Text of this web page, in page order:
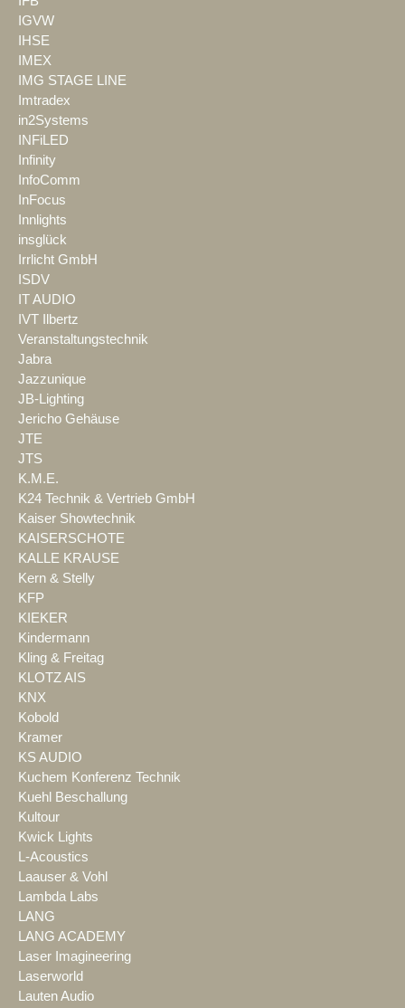
IGVW
IHSE
IMEX
IMG STAGE LINE
Imtradex
in2Systems
INFiLED
Infinity
InfoComm
InFocus
Innlights
insglück
Irrlicht GmbH
ISDV
IT AUDIO
IVT Ilbertz
Veranstaltungstechnik
Jabra
Jazzunique
JB-Lighting
Jericho Gehäuse
JTE
JTS
K.M.E.
K24 Technik & Vertrieb GmbH
Kaiser Showtechnik
KAISERSCHOTE
KALLE KRAUSE
Kern & Stelly
KFP
KIEKER
Kindermann
Kling & Freitag
KLOTZ AIS
KNX
Kobold
Kramer
KS AUDIO
Kuchem Konferenz Technik
Kuehl Beschallung
Kultour
Kwick Lights
L-Acoustics
Laauser & Vohl
Lambda Labs
LANG
LANG ACADEMY
Laser Imagineering
Laserworld
Lauten Audio